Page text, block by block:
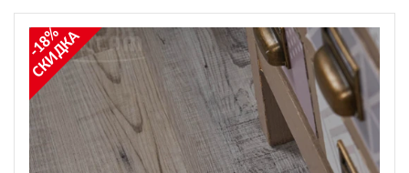
-18%
СКИДКА